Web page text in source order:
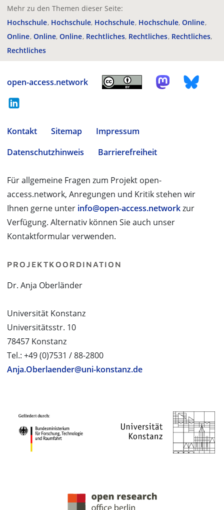
Mehr zu den Themen dieser Seite:
Hochschule Hochschule Hochschule Hochschule Online
Online Online Online Rechtliches Rechtliches Rechtliches
Rechtliches
open-access.network
Kontakt Sitemap
Impressum
Datenschutzhinweis
Barrierefreiheit
Für allgemeine Fragen zum Projekt open-
access.network, Anregungen und Kritik stehen wir
Ihnen gerne unter info@open-access.networkzur
Verfügung. Alternativ können Sie auch unser
Kontaktformular verwenden.
PROJEKTKOORDINATION
Dr. Anja Oberländer
Universität Konstanz
Universitätsstr. 10
78457 Konstanz
Tel.: +49 (0)7531 / 88-2800
Anja.Oberlaender@uni-konstanz.de